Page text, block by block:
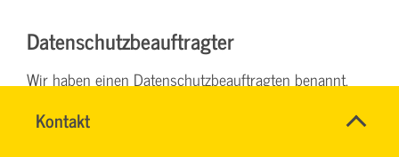
Kontakt
DENISE
Name*
Datenschutz­beauftragter
Wir haben einen Datenschutzbeauftragten benannt.
Marius Zeitz
Moselring 11